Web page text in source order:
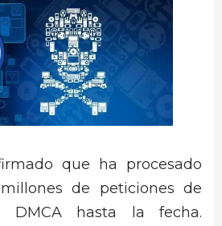
que ha procesado
de peticiones de
DMCA hasta la fecha.